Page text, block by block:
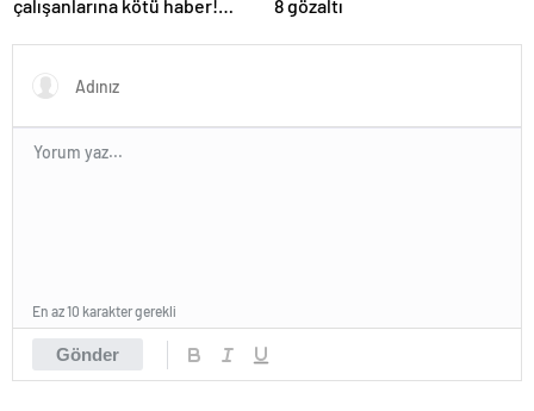
çalışanlarına kötü haber!
8 gözaltı
Gönder
En az 10 karakter gerekli